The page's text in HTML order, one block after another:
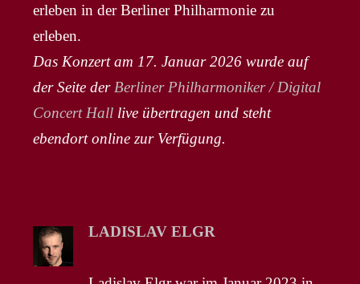
erleben in der Berliner Philharmonie zu
erleben.
Das Konzert am 17. Januar 2026 wurde auf
der Seite der Berliner Philharmoniker / Digital
Concert Hall live übertragen und steht
ebendort online zur Verfügung.
LADISLAV ELGR